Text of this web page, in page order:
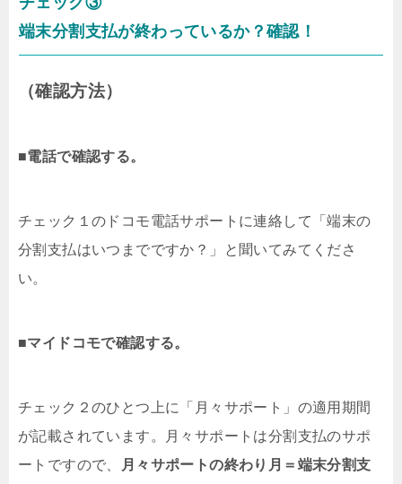
端末分割支払が終わっているか？確認！
（確認方法）
■電話で確認する。
チェック１のドコモ電話サポートに連絡して「端末の
分割支払はいつまでですか？」と聞いてみてくださ
い。
■マイドコモで確認する。
チェック２のひとつ上に「月々サポート」の適用期間
が記載されています。月々サポートは分割支払のサポ
ートですので、
月々サポートの終わり月＝端末分割支